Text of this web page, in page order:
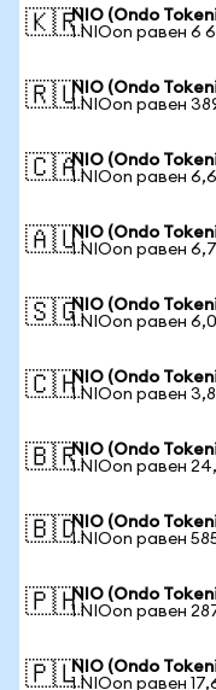
🇰🇷NIO (Ondo
1 NIOon равен 6
🇷🇺NIO (Ondo
1 NIOon равен
🇨🇦NIO (Ondo
1 NIOon равен
🇦🇺NIO (Ondo
1 NIOon равен
🇸🇬NIO (Ondo
1 NIOon равен
🇨🇭NIO (Ondo
1 NIOon равен
🇧🇷NIO (Ondo
1 NIOon равен
🇧🇩NIO (Ondo
1 NIOon равен
🇵🇭NIO (Ondo
1 NIOon равен
🇵🇱NIO (Ondo
1 NIOon равен